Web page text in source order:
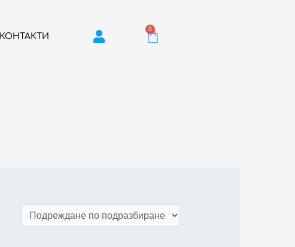
КОНТАКТИ
0